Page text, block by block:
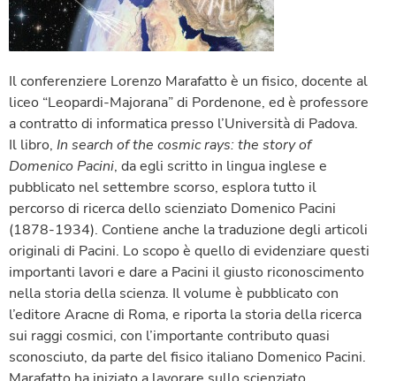
Il conferenziere Lorenzo Marafatto è un fisico, docente al
liceo “Leopardi-Majorana” di Pordenone, ed è professore
a contratto di informatica presso l’Università di Padova.
Il libro, In search of the cosmic rays: the story of
Domenico Pacini, da egli scritto in lingua inglese e
pubblicato nel settembre scorso, esplora tutto il
percorso di ricerca dello scienziato Domenico Pacini
(1878-1934). Contiene anche la traduzione degli articoli
originali di Pacini. Lo scopo è quello di evidenziare questi
importanti lavori e dare a Pacini il giusto riconoscimento
nella storia della scienza. Il volume è pubblicato con
l’editore Aracne di Roma, e riporta la storia della ricerca
sui raggi cosmici, con l’importante contributo quasi
sconosciuto, da parte del fisico italiano Domenico Pacini.